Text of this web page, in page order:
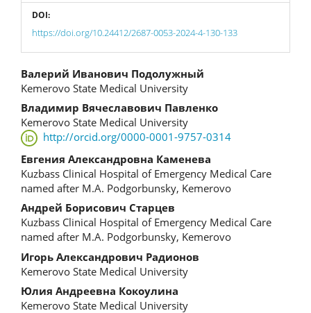
DOI:
https://doi.org/10.24412/2687-0053-2024-4-130-133
Main
Article
Content
Валерий Иванович Подолужный
Kemerovo State Medical University
Владимир Вячеславович Павленко
Kemerovo State Medical University
http://orcid.org/0000-0001-9757-0314
Евгения Александровна Каменева
Kuzbass Clinical Hospital of Emergency Medical Care
named after M.A. Podgorbunsky, Kemerovo
Андрей Борисович Старцев
Kuzbass Clinical Hospital of Emergency Medical Care
named after M.A. Podgorbunsky, Kemerovo
Игорь Александрович Радионов
Kemerovo State Medical University
Юлия Андреевна Кокоулина
Kemerovo State Medical University